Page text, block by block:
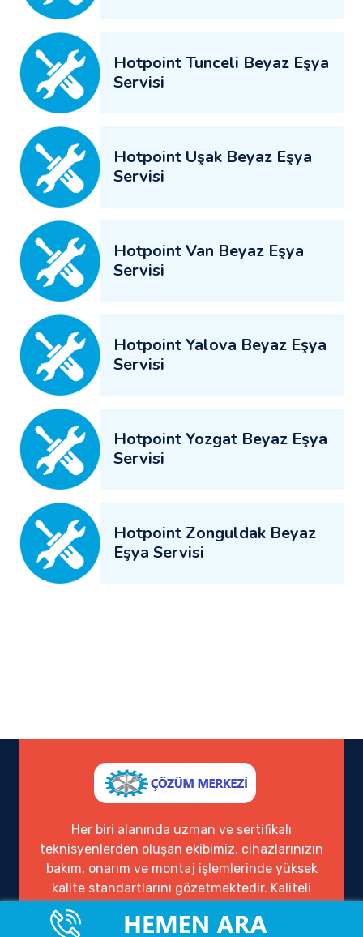
Hotpoint Tunceli Beyaz Eşya
Servisi
Hotpoint Uşak Beyaz Eşya
Servisi
Hotpoint Van Beyaz Eşya
Servisi
Hotpoint Yalova Beyaz Eşya
Servisi
Hotpoint Yozgat Beyaz Eşya
Servisi
Hotpoint Zonguldak Beyaz
Eşya Servisi
Her biri alanında uzman ve sertifikalı
teknisyenlerden oluşan ekibimiz, cihazlarınızın
bakım, onarım ve montaj işlemlerinde yüksek
kalite standartlarını gözetmektedir. Kaliteli
hizmet anlayışımızı, müşteri memnuniyeti ve
güven temeli üzerine inşa ederek, yıllardır